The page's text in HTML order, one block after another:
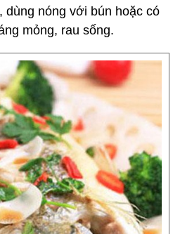
dùng nóng với bún hoặc có
mỏng, rau sống.